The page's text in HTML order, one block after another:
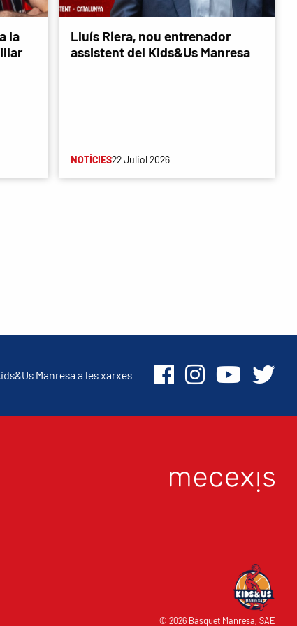
la
Lluís Riera, nou entrenador
assistent del Kids&Us Manresa
NOTÍCIES22 Juliol 2026
Manresa a les xarxes
© 2026 Bàsquet Manresa, SAE